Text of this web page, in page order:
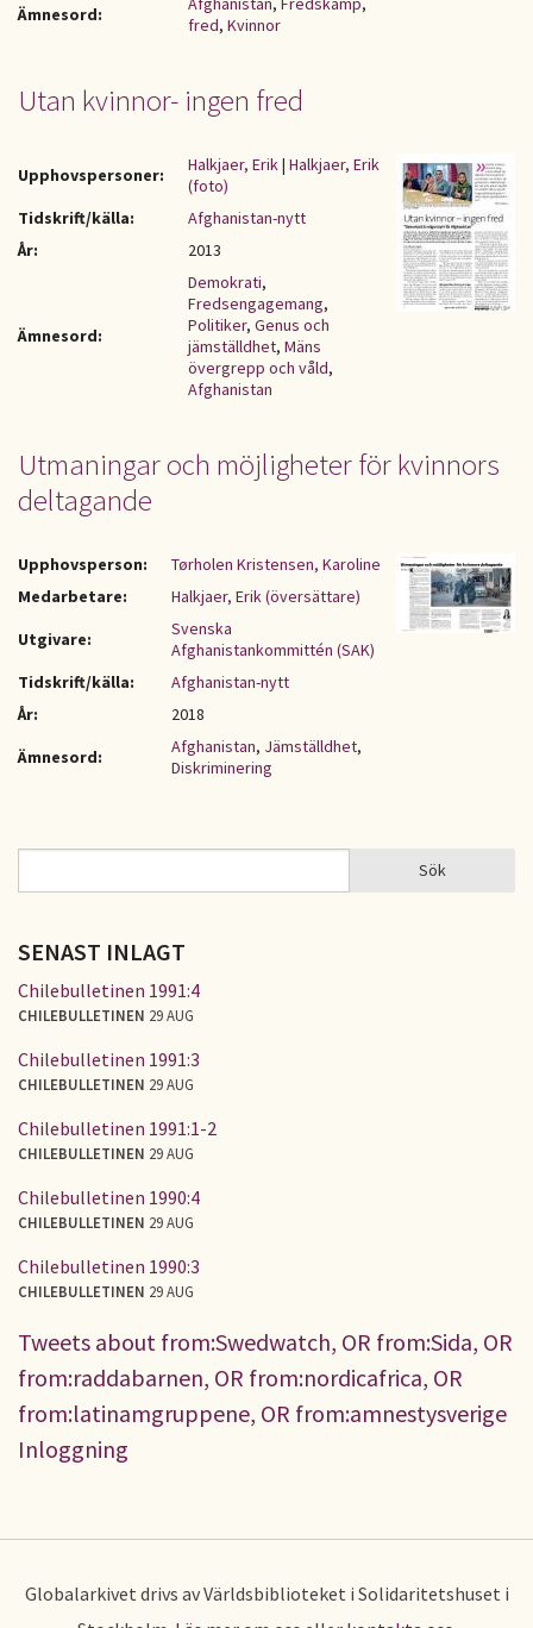
Ämnesord:
fred, Kvinnor
Utan kvinnor- ingen fred
Upphovspersoner: Halkjaer, Erik| Halkjaer, Erik
(foto)
Tidskrift/källa:
Afghanistan-nytt
År:
2013
Ämnesord:
Demokrati,
Fredsengagemang,
Politiker, Genus och
jämställdhet, Mäns
övergrepp och våld,
Afghanistan
Utmaningar och möjligheter för kvinnors
deltagande
Upphovsperson:
Tørholen Kristensen, Karoline
Medarbetare:
Halkjaer, Erik (översättare)
Utgivare:
Svenska
Afghanistankommittén (SAK)
Tidskrift/källa:
Afghanistan-nytt
År:
2018
Ämnesord:
Afghanistan, Jämställdhet,
Diskriminering
SÖKFORMULÄR Sök
SENAST INLAGT
Chilebulletinen 1991:4
CHILEBULLETINEN 29 AUG
Chilebulletinen 1991:3
CHILEBULLETINEN 29 AUG
Chilebulletinen 1991:1-2
CHILEBULLETINEN 29 AUG
Chilebulletinen 1990:4
CHILEBULLETINEN 29 AUG
Chilebulletinen 1990:3
CHILEBULLETINEN 29 AUG
Tweets about from:Swedwatch, OR from:Sida, OR
from:raddabarnen, OR from:nordicafrica, OR
from:latinamgruppene, OR from:amnestysverige
Inloggning
Globalarkivet drivs av Världsbiblioteket i Solidaritetshuset i